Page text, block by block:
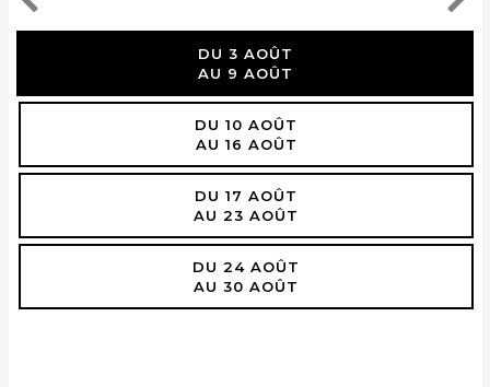
DU 3 AOÛT
AU 9 AOÛT
DU 10 AOÛT
AU 16 AOÛT
DU 17 AOÛT
AU 23 AOÛT
DU 24 AOÛT
AU 30 AOÛT